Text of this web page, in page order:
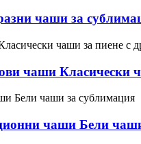
чаши за
чаши Класически
чаши Бели